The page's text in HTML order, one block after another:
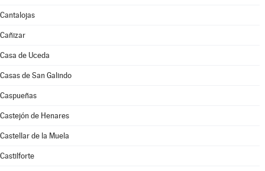
Cantalojas
Cañizar
Casa de Uceda
Casas de San Galindo
Caspueñas
Castejón de Henares
Castellar de la Muela
Castilforte